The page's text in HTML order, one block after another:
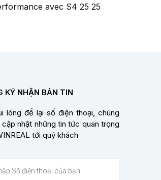
avec S4 25 25
KÝ NHẬN BẢN TIN
lòng để lại số điện thoại, chúng
nhật những tin tức quan trọng
tới quý khách